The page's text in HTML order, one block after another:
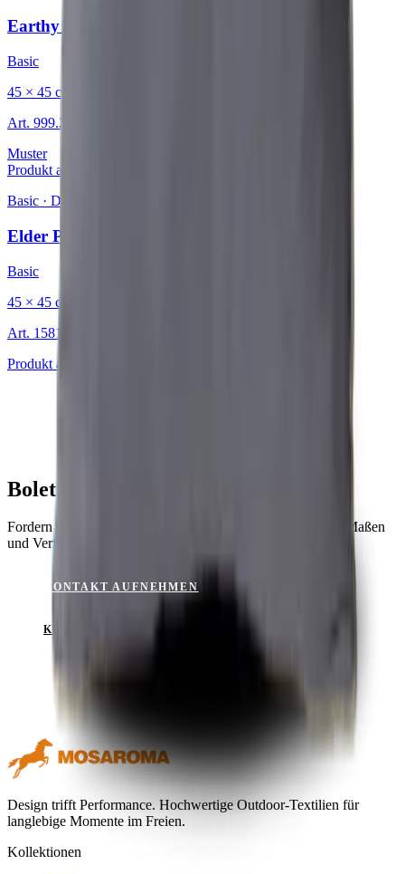
Earthy Chevron
Basic
45 × 45 cm
Art. 999.234.06
Muster
Produkt ansehen
Basic · Dekokissen
Elder Purple
Basic
45 × 45 cm
Art. 15815805
Produkt ansehen
Boletus Brown für Ihr Projekt?
Fordern Sie ein Muster an oder lassen Sie sich zu Material, Maßen
und Verfügbarkeit beraten.
KONTAKT AUFNEHMEN
KATALOG ANSEHEN
Design trifft Performance. Hochwertige Outdoor-Textilien für
langlebige Momente im Freien.
Kollektionen